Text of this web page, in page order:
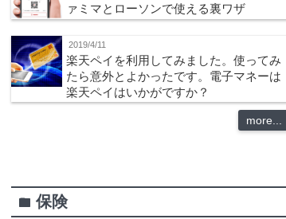
ァミマとローソンで使える裏ワザ
2019/4/11
楽天ペイを利用してみました。使ってみ
たら意外とよかったです。電子マネーは
楽天ペイはいかがですか？
more...
folder 保険